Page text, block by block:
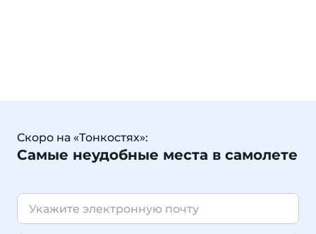
Скоро на «Тонкостях»:
Самые неудобные места в самолете